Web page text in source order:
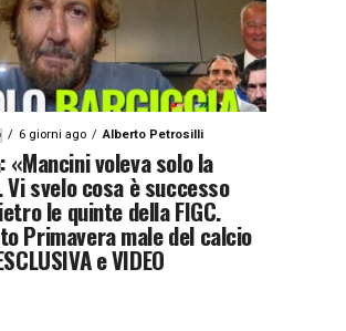
6 giorni ago Alberto Petrosilli
«Mancini voleva solo la
Vi svelo cosa è successo
le quinte della FIGC.
Primavera male del calcio
e VIDEO